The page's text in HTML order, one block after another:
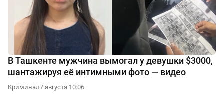
В Ташкенте мужчина вымогал у девушки $3000,
шантажируя её интимными фото — видео
Криминал7 августа 10:06